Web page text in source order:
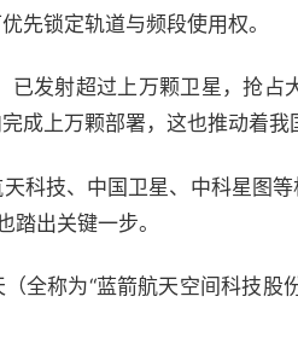
先锁定轨道与频段使用权。
已发射超过上万颗卫星，抢占
成上万颗部署，这也推动着我
科技、中国卫星、中科星图
踏出关键一步。
全称为“蓝箭航天空间科技